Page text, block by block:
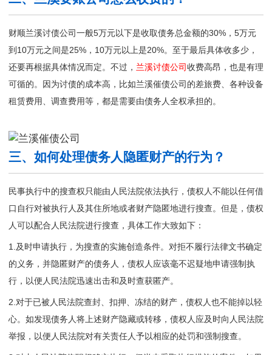
财顺兰溪讨债公司一般5万元以下是收取债务总金额的30%，5万元
到10万元之间是25%，10万元以上是20%。至于最后具体收多少，
还要再根据具体情况而定。不过， 兰溪讨债公司收费高昂，也是有理
可循的。因为讨债的成本高，比如兰溪催债公司的差旅费、各种设备
租赁费用、调查费用等，都是需要由债务人全权承担的。
三、如何处理债务人隐匿财产的行为？
民事执行中的搜查权只能由人民法院依法执行，债权人不能以任何借
口自行对被执行人及其住所地或者财产隐匿地进行搜查。但是，债权
人可以配合人民法院进行搜查，具体工作大致如下：
1.及时申请执行，为搜查的实施创造条件。对拒不履行法律文书确定
的义务，并隐匿财产的债务人，债权人应该毫不迟疑地申请强制执
行，以便人民法院迅速出击和及时查获匿产。
2.对于已被人民法院查封、扣押、冻结的财产，债权人也不能掉以轻
心。如发现债务人将上述财产隐藏或转移，债权人应及时向人民法院
举报，以便人民法院对有关责任人予以相应的处罚和强制搜查。